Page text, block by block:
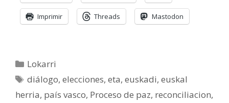
Imprimir Threads Mastodon
Categorías
Lokarri
Etiquetas
diálogo,elecciones,eta,euskadi,euskal
herria, país vasco, Proceso de paz, reconciliacion,